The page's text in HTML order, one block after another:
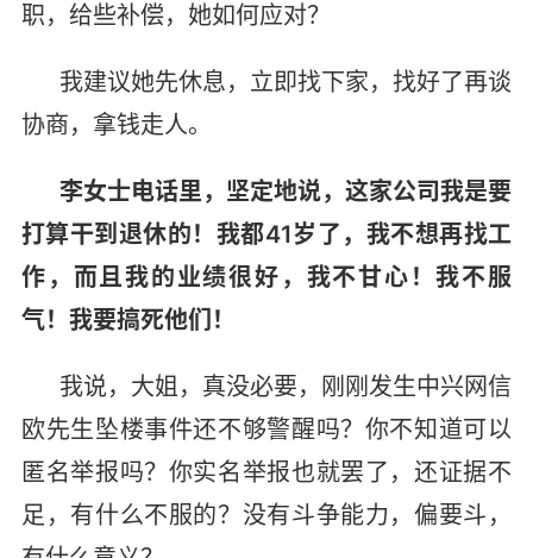
职，给些补偿，她如何应对？
我建议她先休息，立即找下家，找好了再谈
协商，拿钱走人。
李女士电话里，坚定地说，这家公司我是要
打算干到退休的！我都41岁了，我不想再找工
作，而且我的业绩很好，我不甘心！我不服
气！我要搞死他们！
我说，大姐，真没必要，刚刚发生中兴网信
欧先生坠楼事件还不够警醒吗？你不知道可以
匿名举报吗？你实名举报也就罢了，还证据不
足，有什么不服的？没有斗争能力，偏要斗，